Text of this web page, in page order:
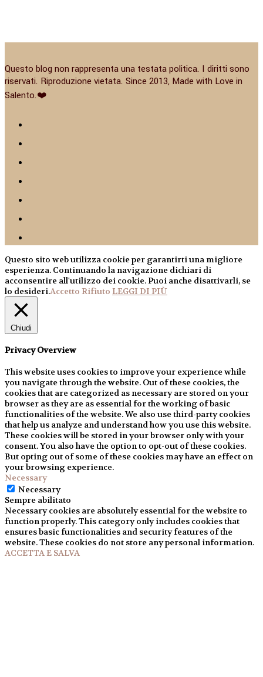
Questo blog non rappresenta una testata politica. I diritti sono
riservati. Riproduzione vietata. Since 2013, Made with Love in
Salento.❤️
Questo sito web utilizza cookie per garantirti una migliore
esperienza. Continuando la navigazione dichiari di
acconsentire all'utilizzo dei cookie. Puoi anche disattivarli, se
lo desideri.Accetto Rifiuto LEGGI DI PIÙ
Chiudi
Privacy Overview
This website uses cookies to improve your experience while
you navigate through the website. Out of these cookies, the
cookies that are categorized as necessary are stored on your
browser as they are as essential for the working of basic
functionalities of the website. We also use third-party cookies
that help us analyze and understand how you use this website.
These cookies will be stored in your browser only with your
consent. You also have the option to opt-out of these cookies.
But opting out of some of these cookies may have an effect on
your browsing experience.
Necessary
Necessary
Sempre abilitato
Necessary cookies are absolutely essential for the website to
function properly. This category only includes cookies that
ensures basic functionalities and security features of the
website. These cookies do not store any personal information.
ACCETTA E SALVA